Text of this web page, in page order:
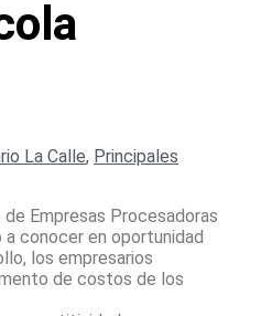
La Calle, Principales
Empresas Procesadoras
a conocer en oportunidad
los empresarios
de costos de los